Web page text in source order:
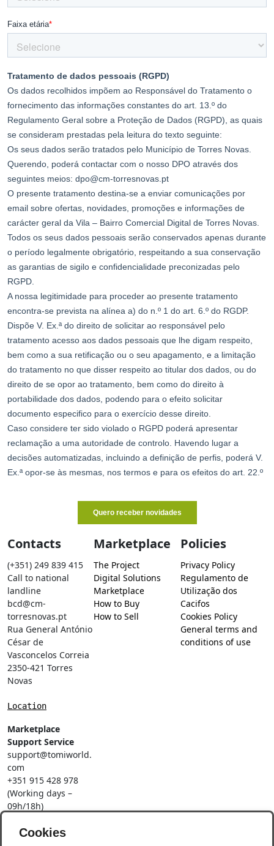
Contacts
(+351) 249 839 415
Call to national
landline
bcd@cm-
torresnovas.pt
Rua General António
César de
Vasconcelos Correia
2350-421 Torres
Novas
Location
Marketplace
Support Service
support@tomiworld.
com
+351 915 428 978
(Working days –
09h/18h)
mobile network
Marketplace
The Project
Digital Solutions
Marketplace
How to Buy
How to Sell
Policies
Privacy Policy
Regulamento de
Utilização dos
Cacifos
Cookies Policy
General terms and
conditions of use
Cookies